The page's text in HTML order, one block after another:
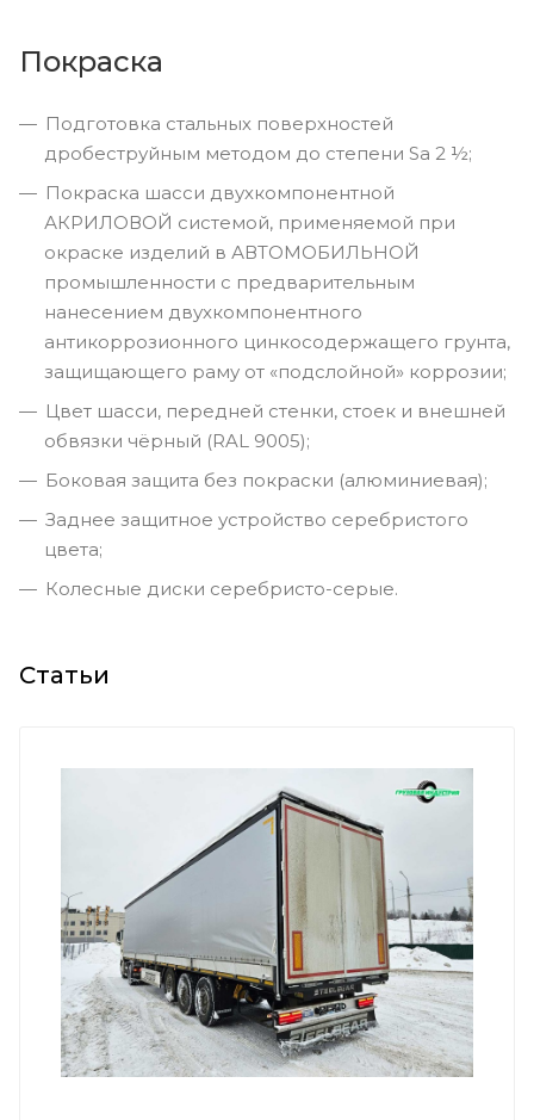
Покраска
Подготовка стальных поверхностей
дробеструйным методом до степени Sa 2 ½;
Покраска шасси двухкомпонентной
АКРИЛОВОЙ системой, применяемой при
окраске изделий в АВТОМОБИЛЬНОЙ
промышленности с предварительным
нанесением двухкомпонентного
антикоррозионного цинкосодержащего грунта,
защищающего раму от «подслойной» коррозии;
Цвет шасси, передней стенки, стоек и внешней
обвязки чёрный (RAL 9005);
Боковая защита без покраски (алюминиевая);
Заднее защитное устройство серебристого
цвета;
Колесные диски серебристо-серые.
Статьи